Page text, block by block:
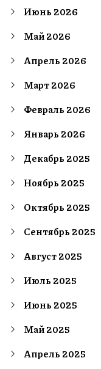
Июнь 2026
Май 2026
Апрель 2026
Март 2026
Февраль 2026
Январь 2026
Декабрь 2025
Ноябрь 2025
Октябрь 2025
Сентябрь 2025
Август 2025
Июль 2025
Июнь 2025
Май 2025
Апрель 2025